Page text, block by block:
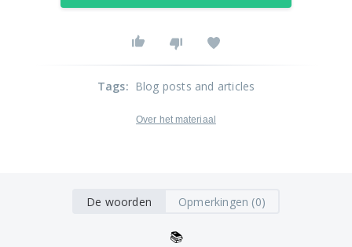
Tags: Blog posts and articles
Over het materiaal
De woorden Opmerkingen (0)
📚